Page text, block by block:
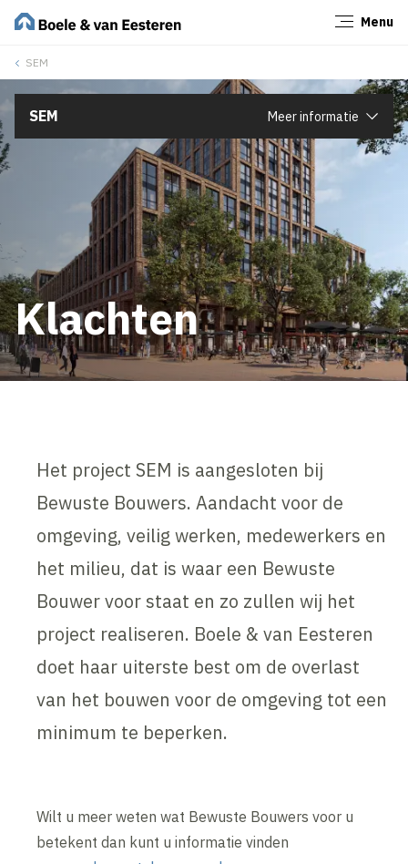
Menu
SEM
SEM Meer informatie
Klachten
Het project SEM is aangesloten bij
Bewuste Bouwers. Aandacht voor de
omgeving, veilig werken, medewerkers en
het milieu, dat is waar een Bewuste
Bouwer voor staat en zo zullen wij het
project realiseren. Boele & van Eesteren
doet haar uiterste best om de overlast
van het bouwen voor de omgeving tot een
minimum te beperken.
Wilt u meer weten wat Bewuste Bouwers voor u
betekent dan kunt u informatie vinden
Sluiten